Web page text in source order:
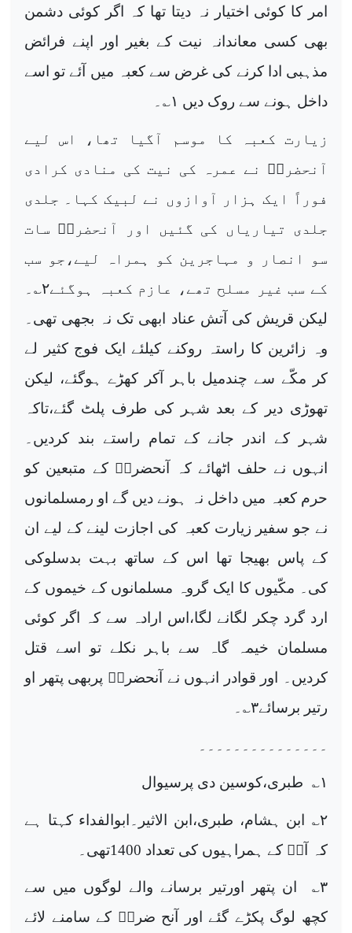
امر کا کوئی اختیار نہ دیتا تھا کہ اگر کوئی دشمن
بھی کسی معاندانہ نیت کے بغیر اور اپنے فرائض
مذہبی ادا کرنے کی غرض سے کعبہ میں آئے تو اسے
داخل ہونے سے روک دیں ۱؎۔
زیارت کعبہ کا موسم آگیا تھا، اس لیے
آنحضرتؐ نے عمرہ کی نیت کی منادی کرادی
فوراً ایک ہزار آوازوں نے لبیک کہا۔ جلدی
جلدی تیاریاں کی گئیں اور آنحضرتؐ سات
سو انصار و مہاجرین کو ہمراہ لیے،جو سب
کے سب غیر مسلح تھے، عازم کعبہ ہوگئے۲؎۔
لیکن قریش کی آتش عناد ابھی تک نہ بجھی تھی۔
وہ زائرین کا راستہ روکنے کیلئے ایک فوج کثیر لے
کر مکّے سے چندمیل باہر آکر کھڑے ہوگئے، لیکن
تھوڑی دیر کے بعد شہر کی طرف پلٹ گئے،تاکہ
شہر کے اندر جانے کے تمام راستے بند کردیں۔
انہوں نے حلف اٹھائے کہ آنحضرتؐ کے متبعین کو
حرم کعبہ میں داخل نہ ہونے دیں گے او رمسلمانوں
نے جو سفیر زیارت کعبہ کی اجازت لینے کے لیے ان
کے پاس بھیجا تھا اس کے ساتھ بہت بدسلوکی
کی۔ مکّیوں کا ایک گروہ مسلمانوں کے خیموں کے
ارد گرد چکر لگانے لگا،اس ارادہ سے کہ اگر کوئی
مسلمان خیمہ گاہ سے باہر نکلے تو اسے قتل
کردیں۔ اور قوادر انہوں نے آنحضرتؐ پربھی پتھر او
رتیر برسائے۳؎۔
۔۔۔۔۔۔۔۔۔۔۔۔۔۔۔
۱؎ طبری،کوسین دی پرسیوال
۲؎ ابن ہشام، طبری،ابن الاثیر۔ابوالفداء کہتا ہے
کہ آپؐ کے ہمراہیوں کی تعداد 1400تھی۔
۳؎ ان پتھر اورتیر برسانے والے لوگوں میں سے
کچھ لوگ پکڑے گئے اور آنح ضرتؐ کے سامنے لائے